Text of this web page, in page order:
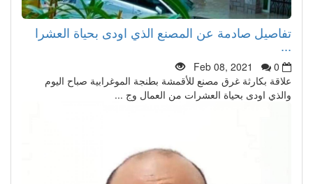
تفاصيل صادمة عن المصنع الذي اودى بحياة العشرا
Feb 08, 2021
0
علاقة بكارثة غرق مصنع للأقمشة بطنجة الموغرابية صباح اليوم
والذي اودى بحياة العشرات من العمال وج ...